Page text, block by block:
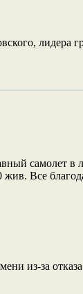
самолет в
Все
из-за